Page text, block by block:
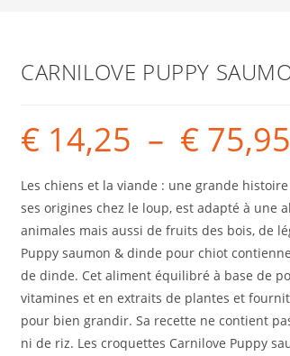
CARNILOVE PUPPY
€ 14,25 – € 75,95
Les chiens et la viande : une grande
ses origines chez le loup, est adapté à une
animales mais aussi de fruits des bois, de
Puppy saumon & dinde pour chiot
de dinde. Cet aliment équilibré à base de
vitamines et en extraits de plantes et
pour bien grandir. Sa recette ne contient
ni de riz. Les croquettes Carnilove Puppy